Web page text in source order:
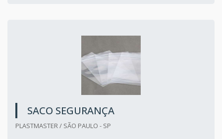
SACO SEGURANÇA
PLASTMASTER / SÃO PAULO - SP